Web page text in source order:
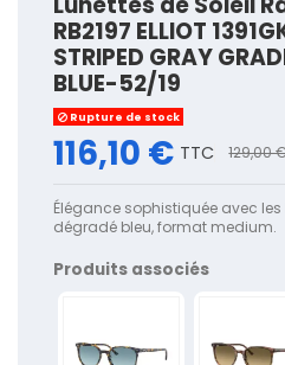
RB2197 ELLIOT
STRIPED GRAY
BLUE-52/19
Rupture de stock
116,10 € TTC 129,00
Élégance sophistiquée avec
dégradé bleu, format medium.
Produits associés